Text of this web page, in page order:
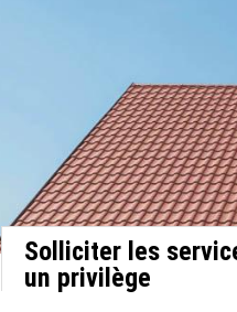
Solliciter les
un privilège